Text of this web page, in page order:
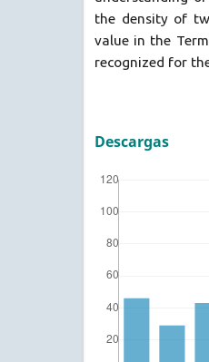
the density of
value in the
recognized for
Descargas